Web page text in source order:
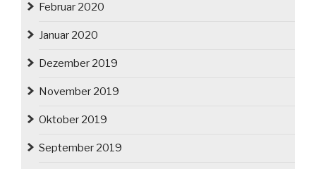
Februar 2020
Januar 2020
Dezember 2019
November 2019
Oktober 2019
September 2019